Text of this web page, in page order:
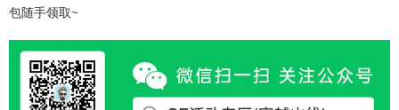
包随手领取~